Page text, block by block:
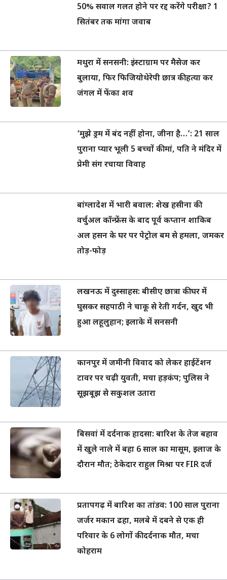
50% सवाल गलत होने पर रद्द करेंगे परीक्षा? 1
सितंबर तक मांगा जवाब
मथुरा में सनसनी: इंस्टाग्राम पर मैसेज कर
बुलाया, फिर फिजियोथेरेपी छात्र की हत्या कर
जंगल में फेंका शव
‘मुझे ड्रम में बंद नहीं होना, जीना है…’: 21 साल
पुराना प्यार भूली 5 बच्चों की मां, पति ने मंदिर में
प्रेमी संग रचाया विवाह
बांग्लादेश में भारी बवाल: शेख हसीना की
वर्चुअल कॉन्फ्रेंस के बाद पूर्व कप्तान शाकिब
अल हसन के घर पर पेट्रोल बम से हमला, जमकर
तोड़-फोड़
लखनऊ में दुस्साहस: बीसीए छात्रा की घर में
घुसकर सहपाठी ने चाकू से रेती गर्दन, खुद भी
हुआ लहूलुहान; इलाके में सनसनी
कानपुर में जमीनी विवाद को लेकर हाईटेंशन
टावर पर चढ़ी युवती, मचा हड़कंप; पुलिस ने
सूझबूझ से सकुशल उतारा
बिसवां में दर्दनाक हादसा: बारिश के तेज बहाव
में खुले नाले में बहा 6 साल का मासूम, इलाज के
दौरान मौत; ठेकेदार राहुल मिश्रा पर FIR दर्ज
प्रतापगढ़ में बारिश का तांडव: 100 साल पुराना
जर्जर मकान ढहा, मलबे में दबने से एक ही
परिवार के 6 लोगों की दर्दनाक मौत, मचा
कोहराम